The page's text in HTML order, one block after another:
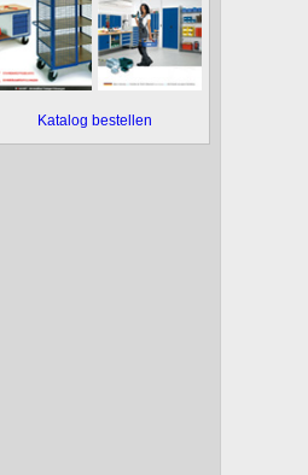
Katalog bestellen